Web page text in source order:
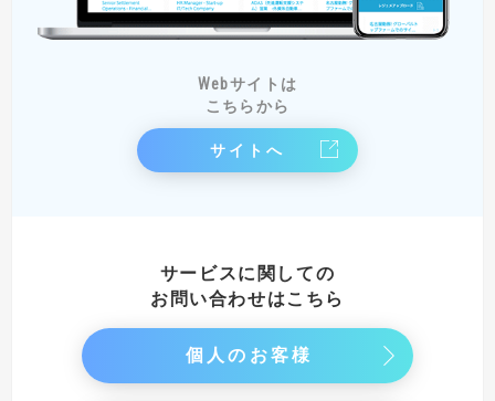
Webサイトは
こちらから
サイトへ
サービスに関しての
お問い合わせはこちら
個人のお客様